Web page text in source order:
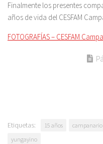
Finalmente los presentes
años de vida del CESFAM
FOTOGRAFÍAS – CESFAM
Etiquetas: 15 años campanario
yungayino